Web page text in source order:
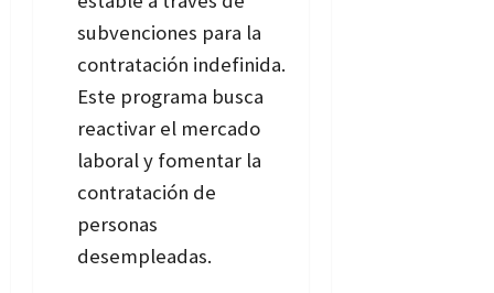
subvenciones para la
contratación indefinida.
Este programa busca
reactivar el mercado
laboral y fomentar la
contratación de
personas
desempleadas.